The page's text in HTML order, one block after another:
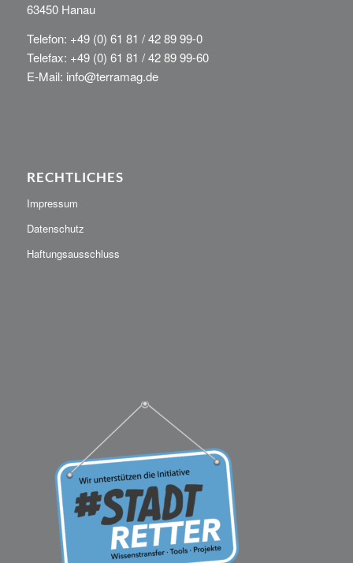
63450 Hanau
Telefon: +49 (0) 61 81 / 42 89 99-0
Telefax: +49 (0) 61 81 / 42 89 99-60
E-Mail: info@terramag.de
RECHTLICHES
Impressum
Datenschutz
Haftungsausschluss